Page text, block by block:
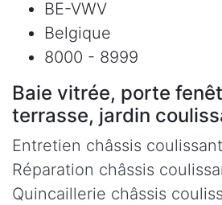
BE-VWV
Belgique
8000 - 8999
Baie vitrée, porte
terrasse, jardin
Entretien châssis coulissant
Réparation châssis
Quincaillerie châssis